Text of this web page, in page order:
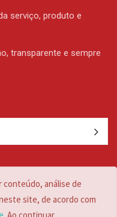
serviço, produto e
transparente e sempre
3344-1839
conteúdo, análise de
site, de acordo com